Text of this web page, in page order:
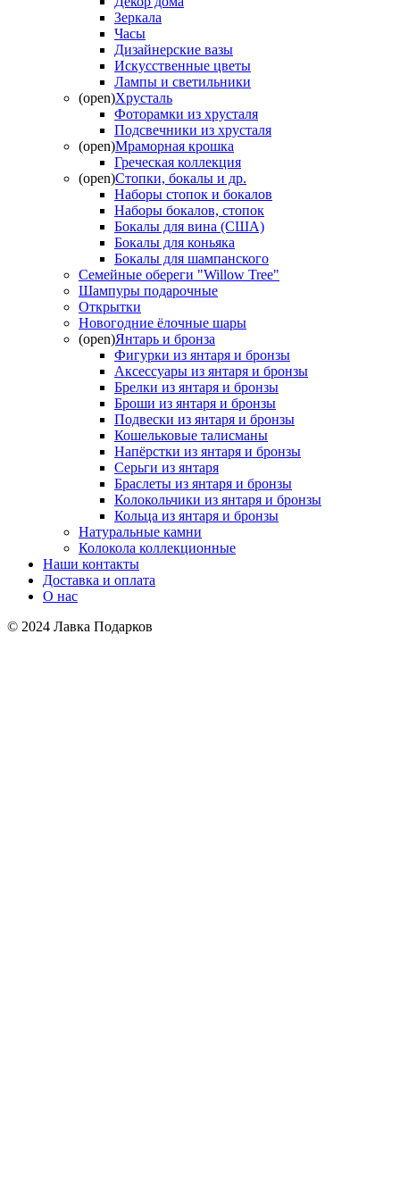
Зеркала
Часы
Дизайнерские вазы
Искусственные цветы
Лампы и светильники
(open)Хрусталь
Фоторамки из хрусталя
Подсвечники из хрусталя
(open)Мраморная крошка
Греческая коллекция
(open)Стопки, бокалы и др.
Наборы стопок и бокалов
Наборы бокалов, стопок
Бокалы для вина (США)
Бокалы для коньяка
Бокалы для шампанского
Семейные обереги "Willow Tree"
Шампуры подарочные
Открытки
Новогодние ёлочные шары
(open)Янтарь и бронза
Фигурки из янтаря и бронзы
Аксессуары из янтаря и бронзы
Брелки из янтаря и бронзы
Броши из янтаря и бронзы
Подвески из янтаря и бронзы
Кошельковые талисманы
Напёрстки из янтаря и бронзы
Серьги из янтаря
Браслеты из янтаря и бронзы
Колокольчики из янтаря и бронзы
Кольца из янтаря и бронзы
Натуральные камни
Колокола коллекционные
Наши контакты
Доставка и оплата
О нас
© 2024 Лавка Подарков